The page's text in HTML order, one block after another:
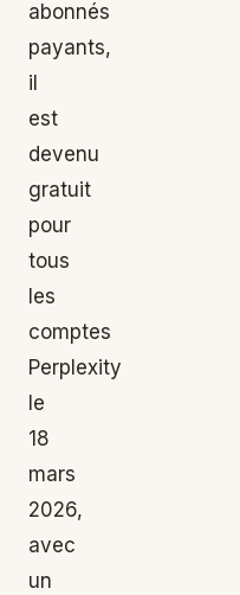
abonnés
payants,
il
est
devenu
gratuit
pour
tous
les
comptes
Perplexity
le
18
mars
2026,
avec
un